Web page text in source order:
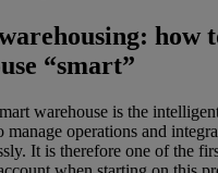
how
“smart”
warehouse is the
manage operations and
It is therefore one of the